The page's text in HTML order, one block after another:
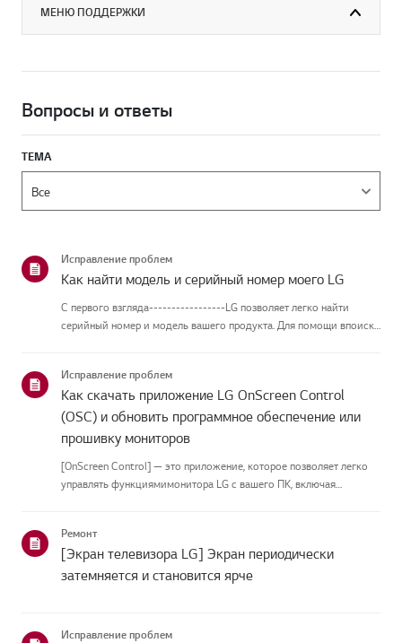
МЕНЮ ПОДДЕРЖКИ
Вопросы и ответы
ТЕМА
Исправление проблем
Как найти модель и серийный номер моего LG
С первого взгляда-----------------LG позволяет легко найти
серийный номер и модель вашего продукта. Для помощи впоиске
руководство создано...
Исправление проблем
Как скачать приложение LG OnScreen Control
(OSC) и обновить программное обеспечение или
прошивку мониторов
[OnScreen Control] — это приложение, которое позволяет легко
управлять функциямимонитора LG с вашего ПК, включая
приложение для вашей ...
Ремонт
[Экран телевизора LG] Экран периодически
затемняется и становится ярче
Исправление проблем